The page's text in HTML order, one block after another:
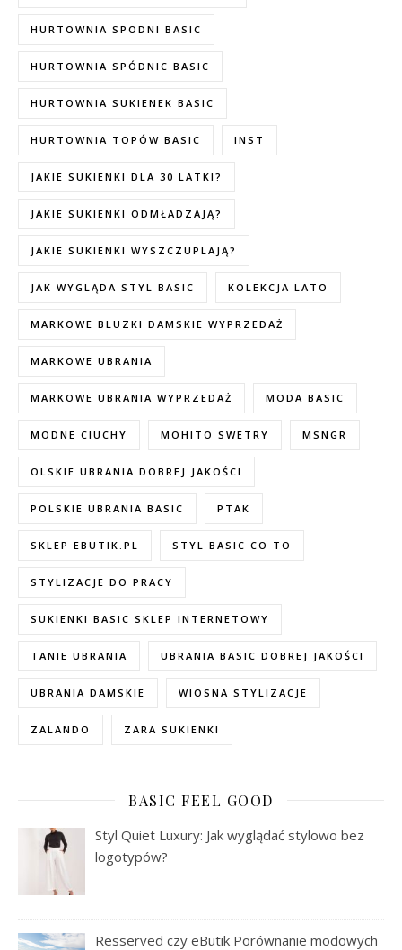
HURTOWNIA SPODNI BASIC
HURTOWNIA SPÓDNIC BASIC
HURTOWNIA SUKIENEK BASIC
HURTOWNIA TOPÓW BASIC INST
JAKIE SUKIENKI DLA 30 LATKI?
JAKIE SUKIENKI ODMŁADZAJĄ?
JAKIE SUKIENKI WYSZCZUPLAJĄ?
JAK WYGLĄDA STYL BASIC KOLEKCJA LATO
MARKOWE BLUZKI DAMSKIE WYPRZEDAŻ
MARKOWE UBRANIA
MARKOWE UBRANIA WYPRZEDAŻ MODA BASIC
MODNE CIUCHY MOHITO SWETRY MSNGR
OLSKIE UBRANIA DOBREJ JAKOŚCI
POLSKIE UBRANIA BASIC PTAK
SKLEP EBUTIK.PL STYL BASIC CO TO
STYLIZACJE DO PRACY
SUKIENKI BASIC SKLEP INTERNETOWY
TANIE UBRANIA UBRANIA BASIC DOBREJ JAKOŚCI
UBRANIA DAMSKIE WIOSNA STYLIZACJE
ZALANDO ZARA SUKIENKI
BASIC FEEL GOOD
Styl Quiet Luxury: Jak wyglądać stylowo bez
logotypów?
Resserved czy eButik Porównanie modowych